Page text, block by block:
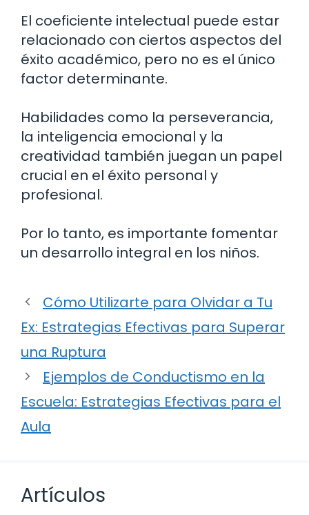
El coeficiente intelectual puede estar
relacionado con ciertos aspectos del
éxito académico, pero no es el único
factor determinante.
Habilidades como la perseverancia,
la inteligencia emocional y la
creatividad también juegan un papel
crucial en el éxito personal y
profesional.
Por lo tanto, es importante fomentar
un desarrollo integral en los niños.
Cómo Utilizarte para Olvidar a Tu
Ex: Estrategias Efectivas para Superar
una Ruptura
Ejemplos de Conductismo en la
Escuela: Estrategias Efectivas para el
Aula
Artículos